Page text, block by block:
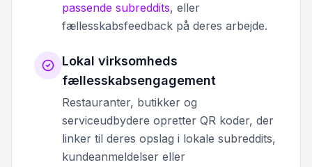
passende subreddits, eller
fællesskabsfeedback på deres arbejde.
Lokal virksomheds
fællesskabsengagement
Restauranter, butikker og
serviceudbydere opretter QR koder, der
linker til deres opslag i lokale subreddits,
kundeanmeldelser eller